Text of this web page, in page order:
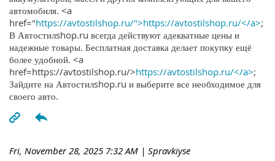
автомобиля. <a
href="https://avtostilshop.ru/">https://avtostilshop.ru/</a>;
В Автостилshop.ru всегда действуют адекватные цены и
надежные товары. Бесплатная доставка делает покупку ещё
более удобной. <a
href=https://avtostilshop.ru/>https://avtostilshop.ru/</a>;
Зайдите на Автостилshop.ru и выберите все необходимое для
своего авто.
Fri, November 28, 2025 7:32 AM | Spravkiyse